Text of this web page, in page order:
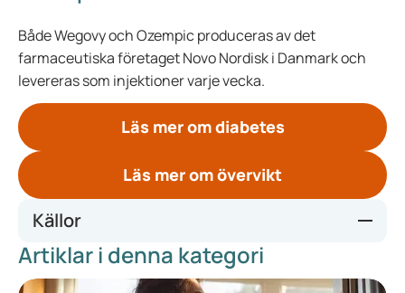
Både Wegovy och Ozempic produceras av det
farmaceutiska företaget Novo Nordisk i Danmark och
levereras som injektioner varje vecka.
Läs mer om diabetes
Läs mer om övervikt
Källor
Wat is het verschil tussen Wegovy en Ozempic? – De
London Obesity Clinic De London Obesity Clinic
Artiklar i denna kategori